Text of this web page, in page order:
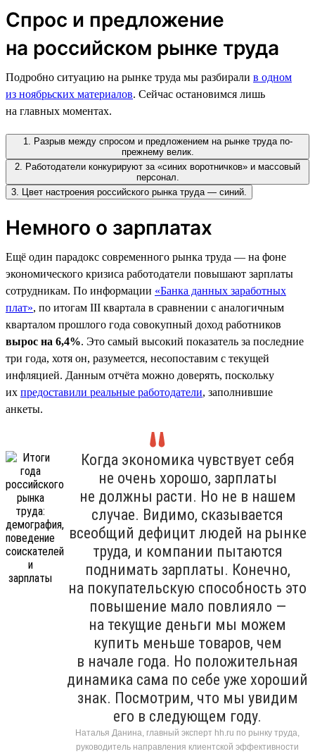
Спрос и предложение
на российском рынке труда
Подробно ситуацию на рынке труда мы разбирали в одном
из ноябрьских материалов. Сейчас остановимся лишь
на главных моментах.
1. Разрыв между спросом и предложением на рынке труда по-
прежнему велик.
2. Работодатели конкурируют за «синих воротничков» и массовый
персонал.
3. Цвет настроения российского рынка труда — синий.
Немного о зарплатах
Ещё один парадокс современного рынка труда — на фоне
экономического кризиса работодатели повышают зарплаты
сотрудникам. По информации «Банка данных заработных
плат», по итогам III квартала в сравнении с аналогичным
кварталом прошлого года совокупный доход работников
вырос на 6,4%. Это самый высокий показатель за последние
три года, хотя он, разумеется, несопоставим с текущей
инфляцией. Данным отчёта можно доверять, поскольку
их предоставили реальные работодатели, заполнившие
анкеты.
Когда экономика чувствует себя
не очень хорошо, зарплаты
не должны расти. Но не в нашем
случае. Видимо, сказывается
всеобщий дефицит людей на рынке
труда, и компании пытаются
поднимать зарплаты. Конечно,
на покупательскую способность это
повышение мало повлияло —
на текущие деньги мы можем
купить меньше товаров, чем
в начале года. Но положительная
динамика сама по себе уже хороший
знак. Посмотрим, что мы увидим
его в следующем году.
Наталья Данина, главный эксперт hh.ru по рынку труда,
руководитель направления клиентской эффективности